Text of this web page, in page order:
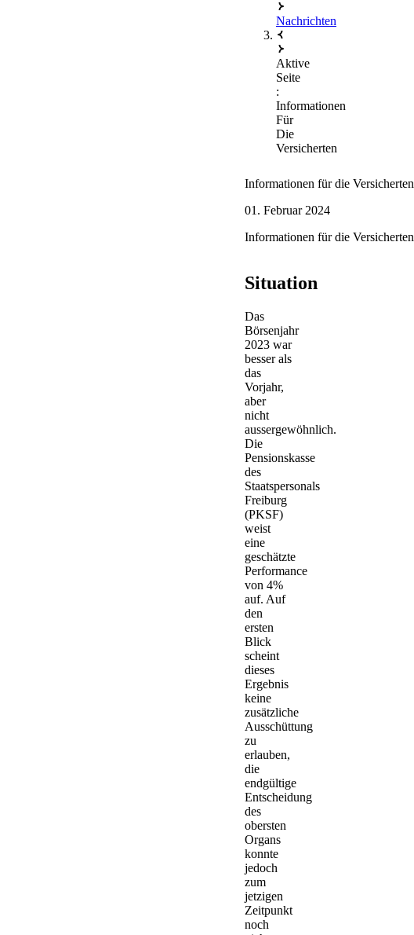
Nachrichten
Aktive
Seite
:
Informationen
Für
Die
Versicherten
Informationen für die Versicherten
01. Februar 2024
Informationen für die Versicherten
Situation
Das
Börsenjahr
2023 war
besser als
das
Vorjahr,
aber
nicht
aussergewöhnlich.
Die
Pensionskasse
des
Staatspersonals
Freiburg
(PKSF)
weist
eine
geschätzte
Performance
von 4%
auf. Auf
den
ersten
Blick
scheint
dieses
Ergebnis
keine
zusätzliche
Ausschüttung
zu
erlauben,
die
endgültige
Entscheidung
des
obersten
Organs
konnte
jedoch
zum
jetzigen
Zeitpunkt
noch